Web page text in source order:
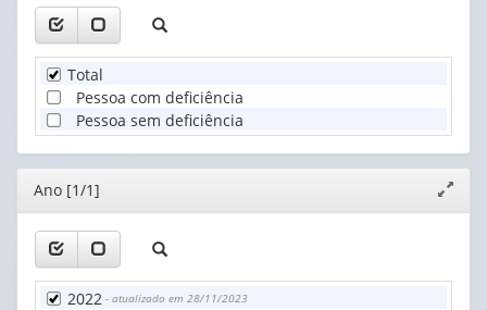
Total
Pessoa com deficiência
Pessoa sem deficiência
Editor
janela
Ano [1/1]
2022 - atualizado em 28/11/2023